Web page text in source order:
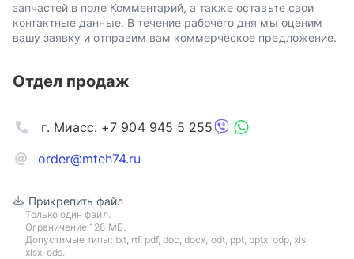
запчастей в поле Комментарий, а также оставьте свои
контактные данные. В течение рабочего дня мы оценим
вашу заявку и отправим вам коммерческое предложение.
Отдел продаж
order@mteh74.ru
г. Миасс: +7 904 945 5 255
Прикрепить файл
Только один файл.
Ограничение 128 МБ.
Допустимые типы: txt, rtf, pdf, doc, docx, odt, ppt, pptx, odp, xls,
xlsx, ods.